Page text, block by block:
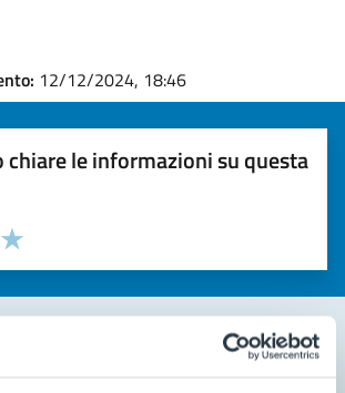
12/12/2024, 18:46
chiare le informazioni su questa
informazioni (da 1 a 5 stelle)
di stelle per valutare la chiarezza delle
5 stelle su 5
4 stelle su 5
stelle su 5
su 5
5